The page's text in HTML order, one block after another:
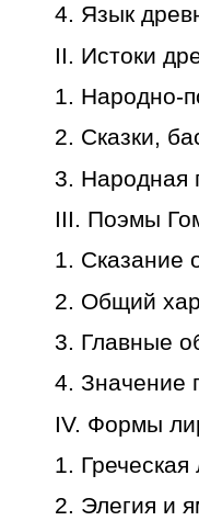
4. Язык
II. Истоки
1. Народно-
2. Сказки,
3. Народная
III. Поэмы
1. Сказание
2. Общий
3. Главные
4. Значение
IV. Формы
1.
2. Элегия и